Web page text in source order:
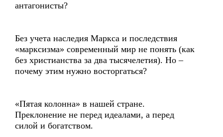
антагонисты?
Без учета наследия Маркса и последствия
«марксизма» современный мир не понять (как
без христианства за два тысячелетия). Но –
почему этим нужно восторгаться?
«Пятая колонна» в нашей стране.
Преклонение не перед идеалами, а перед
силой и богатством.